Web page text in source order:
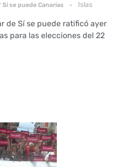
Sí se puede Canarias Islas
de Sí se puede ratificó ayer
para las elecciones del 22